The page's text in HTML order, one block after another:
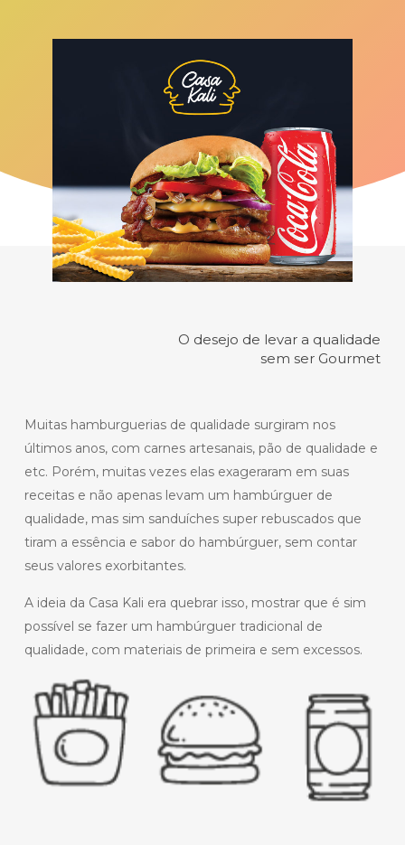
O desejo de levar a qualidade
sem ser Gourmet
Muitas hamburguerias de qualidade surgiram nos
últimos anos, com carnes artesanais, pão de qualidade e
etc. Porém, muitas vezes elas exageraram em suas
receitas e não apenas levam um hambúrguer de
qualidade, mas sim sanduíches super rebuscados que
tiram a essência e sabor do hambúrguer, sem contar
seus valores exorbitantes.
A ideia da Casa Kali era quebrar isso, mostrar que é sim
possível se fazer um hambúrguer tradicional de
qualidade, com materiais de primeira e sem excessos.